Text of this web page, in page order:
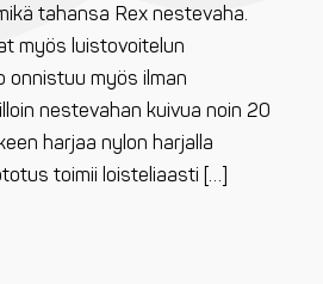
tahansa Rex nestevaha.
myös luistovoitelun
onnistuu myös ilman
nestevahan kuivua noin 20
harjaa nylon harjalla
toimii loisteliaasti […]